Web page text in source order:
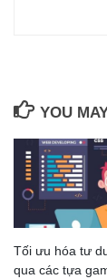
YOU
Tối ưu hóa tư
qua các tựa